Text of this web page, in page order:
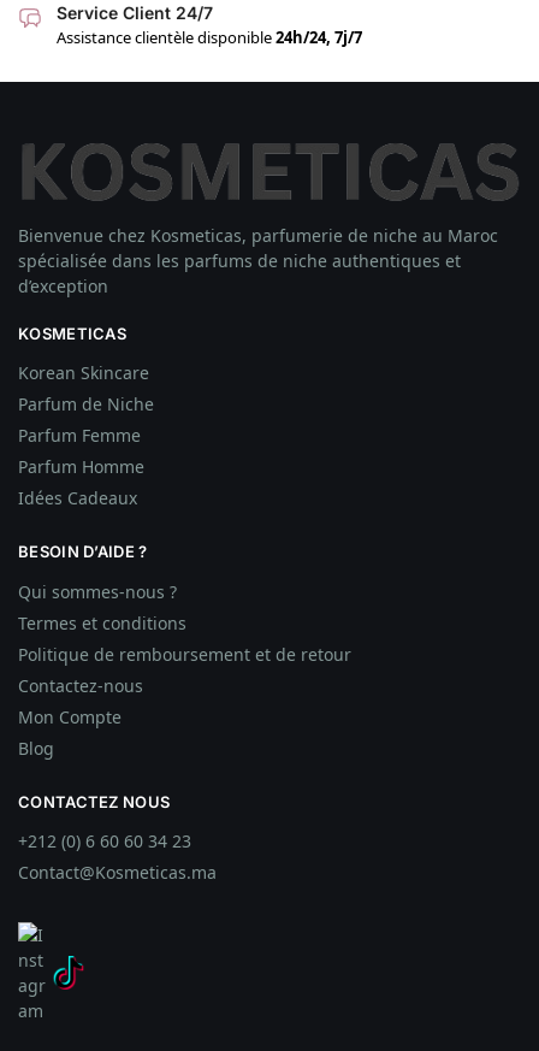
Service Client 24/7
Assistance clientèle disponible24h/24, 7j/7
Bienvenue chez Kosmeticas, parfumerie de niche au Maroc
spécialisée dans les parfums de niche authentiques et
d’exception
KOSMETICAS
Korean Skincare
Parfum de Niche
Parfum Femme
Parfum Homme
Idées Cadeaux
BESOIN D’AIDE ?
Qui sommes-nous ?
Termes et conditions
Politique de remboursement et de retour
Contactez-nous
Mon Compte
Blog
CONTACTEZ NOUS
+212 (0) 6 60 60 34 23
Contact@Kosmeticas.ma